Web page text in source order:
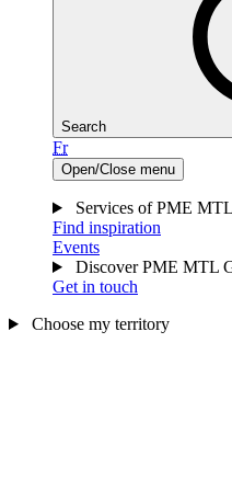
Search
Fr
Open/Close menu
Services of PME
Find inspiration
Events
Discover PME MTL
Get in touch
Choose my territory